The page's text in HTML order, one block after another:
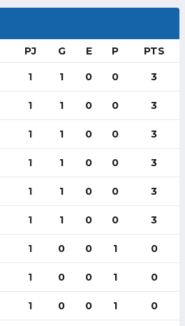
PJ G E P PTS
1 1 0 0 3
1 1 0 0 3
1 1 0 0 3
1 1 0 0 3
1 1 0 0 3
1 1 0 0 3
1 0 0 1 0
1 0 0 1 0
1 0 0 1 0